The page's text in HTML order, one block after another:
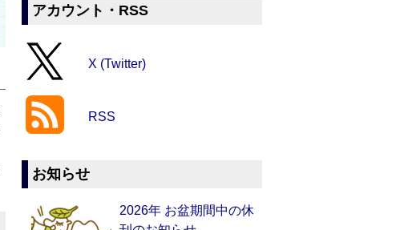
アカウント・RSS
X (Twitter)
RSS
お知らせ
2026年 お盆期間中の休